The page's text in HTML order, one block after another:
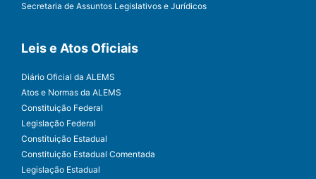
Secretaria de Assuntos Legislativos e Jurídicos
Leis e Atos Oficiais
Diário Oficial da ALEMS
Atos e Normas da ALEMS
Constituição Federal
Legislação Federal
Constituição Estadual
Constituição Estadual Comentada
Legislação Estadual